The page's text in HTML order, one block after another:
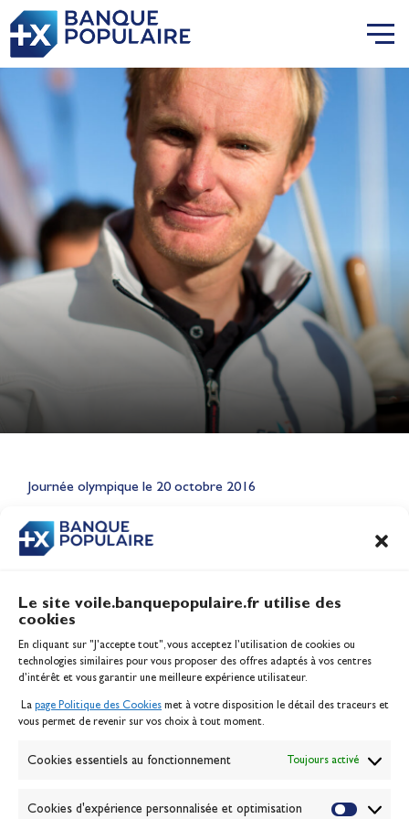
Le site voile.banquepopulaire.fr utilise des
cookies
En cliquant sur "J'accepte tout", vous acceptez l’utilisation de cookies ou
technologies similaires pour vous proposer des offres adaptés à vos centres
d’intérêt et vous garantir une meilleure expérience utilisateur.
La page Politique des Cookies met à votre disposition le détail des traceurs et
vous permet de revenir sur vos choix à tout moment.
Cookies essentiels au fonctionnement Toujours activé
Cookies d'expérience personnalisée et optimisation
Journée olympique le 20 octobre 2016
CONTENU
Lauriane Nolot en or à Long
Jeux Olympiques 2028
Inscription serveur média
Contact
Politique des cookies
Banque de la voile
Passion Voile TV